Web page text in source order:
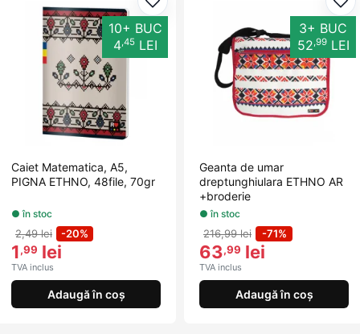
Adaugă la favorite
10+ BUC
4,45LEI
Caiet Matematica, A5,
PIGNA ETHNO, 48file, 70gr
● în stoc
2,49 lei -20%
1,99 lei
TVA inclus
Adaugă în coș
3+ BUC
52,99LEI
Geanta de umar
dreptunghiulara ETHNO AR
+broderie
● în stoc
216,99 lei -71%
63,99 lei
TVA inclus
Adaugă în coș